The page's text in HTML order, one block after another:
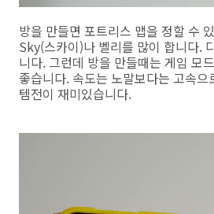
방을 만들면 포트리스 맵을 정할 수
Sky(스카이)나 벨리를 많이 합니다.
니다. 그런데 방을 만들때는 게임 모
좋습니다. 속도는 노말보다는 고속으
템전이 재미있습니다.